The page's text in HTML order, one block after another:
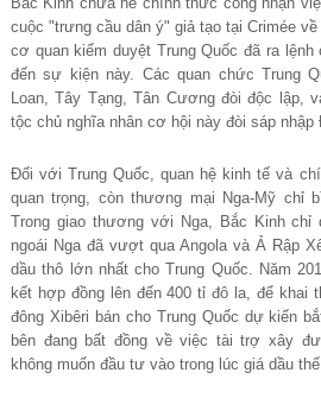
cuộc "trưng cầu dân ý" giả tạo tại Crimée
cơ quan kiểm duyệt Trung Quốc đã ra lệnh
đến sự kiện này. Các quan chức Trung
Loan, Tây Tạng, Tân Cương đòi độc lập,
tộc chủ nghĩa nhân cơ hội này đòi sáp nhập
Đối với Trung Quốc, quan hệ kinh tế và
quan trọng, còn thương mại Nga-Mỹ chỉ
Trong giao thương với Nga, Bắc Kinh chỉ
ngoái Nga đã vượt qua Angola và Ả Rập
dầu thô lớn nhất cho Trung Quốc. Năm
kết hợp đồng lên đến 400 tỉ đô la, để khai
đông Xibêri bán cho Trung Quốc dự kiến
bên đang bất đồng về việc tài trợ xây
không muốn đầu tư vào trong lúc giá dầu